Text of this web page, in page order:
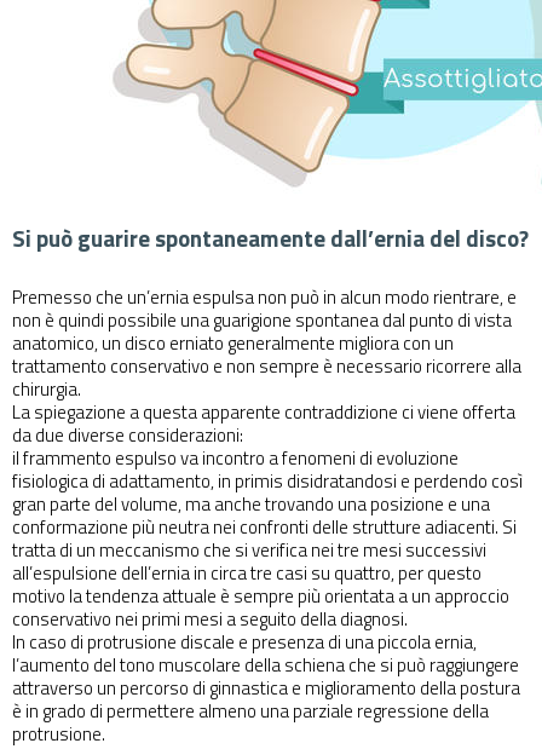
Si può guarire spontaneamente dall’ernia del disco?
Premesso che un’ernia espulsa non può in alcun modo rientrare, e
non è quindi possibile una guarigione spontanea dal punto di vista
anatomico, un disco erniato generalmente migliora con un
trattamento conservativo e non sempre è necessario ricorrere alla
chirurgia.
La spiegazione a questa apparente contraddizione ci viene offerta
da due diverse considerazioni:
il frammento espulso va incontro a fenomeni di evoluzione
fisiologica di adattamento, in primis disidratandosi e perdendo così
gran parte del volume, ma anche trovando una posizione e una
conformazione più neutra nei confronti delle strutture adiacenti. Si
tratta di un meccanismo che si verifica nei tre mesi successivi
all’espulsione dell’ernia in circa tre casi su quattro, per questo
motivo la tendenza attuale è sempre più orientata a un approccio
conservativo nei primi mesi a seguito della diagnosi.
In caso di protrusione discale e presenza di una piccola ernia,
l’aumento del tono muscolare della schiena che si può raggiungere
attraverso un percorso di ginnastica e miglioramento della postura
è in grado di permettere almeno una parziale regressione della
protrusione.